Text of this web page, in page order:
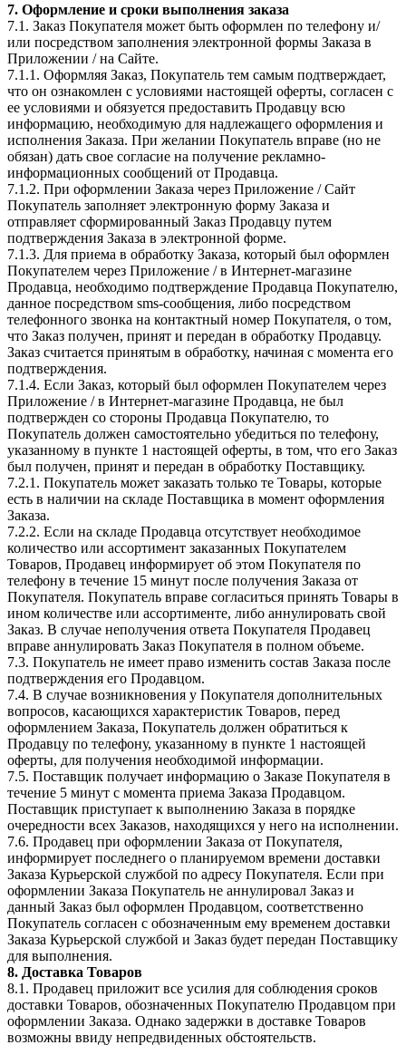
7. Оформление и сроки выполнения заказа
7.1. Заказ Покупателя может быть оформлен по телефону и/
или посредством заполнения электронной формы Заказа в
Приложении / на Сайте.
7.1.1. Оформляя Заказ, Покупатель тем самым подтверждает,
что он ознакомлен с условиями настоящей оферты, согласен с
ее условиями и обязуется предоставить Продавцу всю
информацию, необходимую для надлежащего оформления и
исполнения Заказа. При желании Покупатель вправе (но не
обязан) дать свое согласие на получение рекламно-
информационных сообщений от Продавца.
7.1.2. При оформлении Заказа через Приложение / Сайт
Покупатель заполняет электронную форму Заказа и
отправляет сформированный Заказ Продавцу путем
подтверждения Заказа в электронной форме.
7.1.3. Для приема в обработку Заказа, который был оформлен
Покупателем через Приложение / в Интернет-магазине
Продавца, необходимо подтверждение Продавца Покупателю,
данное посредством sms-сообщения, либо посредством
телефонного звонка на контактный номер Покупателя, о том,
что Заказ получен, принят и передан в обработку Продавцу.
Заказ считается принятым в обработку, начиная с момента его
подтверждения.
7.1.4. Если Заказ, который был оформлен Покупателем через
Приложение / в Интернет-магазине Продавца, не был
подтвержден со стороны Продавца Покупателю, то
Покупатель должен самостоятельно убедиться по телефону,
указанному в пункте 1 настоящей оферты, в том, что его Заказ
был получен, принят и передан в обработку Поставщику.
7.2.1. Покупатель может заказать только те Товары, которые
есть в наличии на складе Поставщика в момент оформления
Заказа.
7.2.2. Если на складе Продавца отсутствует необходимое
количество или ассортимент заказанных Покупателем
Товаров, Продавец информирует об этом Покупателя по
телефону в течение 15 минут после получения Заказа от
Покупателя. Покупатель вправе согласиться принять Товары в
ином количестве или ассортименте, либо аннулировать свой
Заказ. В случае неполучения ответа Покупателя Продавец
вправе аннулировать Заказ Покупателя в полном объеме.
7.3. Покупатель не имеет право изменить состав Заказа после
подтверждения его Продавцом.
7.4. В случае возникновения у Покупателя дополнительных
вопросов, касающихся характеристик Товаров, перед
оформлением Заказа, Покупатель должен обратиться к
Продавцу по телефону, указанному в пункте 1 настоящей
оферты, для получения необходимой информации.
7.5. Поставщик получает информацию о Заказе Покупателя в
течение 5 минут с момента приема Заказа Продавцом.
Поставщик приступает к выполнению Заказа в порядке
очередности всех Заказов, находящихся у него на исполнении.
7.6. Продавец при оформлении Заказа от Покупателя,
информирует последнего о планируемом времени доставки
Заказа Курьерской службой по адресу Покупателя. Если при
оформлении Заказа Покупатель не аннулировал Заказ и
данный Заказ был оформлен Продавцом, соответственно
Покупатель согласен с обозначенным ему временем доставки
Заказа Курьерской службой и Заказ будет передан Поставщику
для выполнения.
8. Доставка Товаров
8.1. Продавец приложит все усилия для соблюдения сроков
доставки Товаров, обозначенных Покупателю Продавцом при
оформлении Заказа. Однако задержки в доставке Товаров
возможны ввиду непредвиденных обстоятельств.